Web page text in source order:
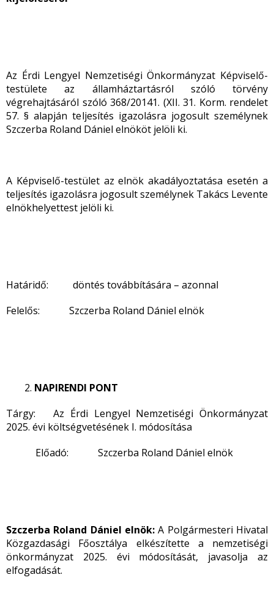
Az Érdi Lengyel Nemzetiségi Önkormányzat Képviselő-
testülete az államháztartásról szóló törvény
végrehajtásáról szóló 368/20141. (XII. 31. Korm. rendelet
57. § alapján teljesítés igazolásra jogosult személynek
Szczerba Roland Dániel elnököt jelöli ki.
A Képviselő-testület az elnök akadályoztatása esetén a
teljesítés igazolásra jogosult személynek Takács Levente
elnökhelyettest jelöli ki.
Határidő: döntés továbbítására – azonnal
Felelős: Szczerba Roland Dániel elnök
NAPIRENDI PONT
Tárgy: Az Érdi Lengyel Nemzetiségi Önkormányzat
2025. évi költségvetésének I. módosítása
Előadó: Szczerba Roland Dániel elnök
Szczerba Roland Dániel elnök:A Polgármesteri Hivatal
Közgazdasági Főosztálya elkészítette a nemzetiségi
önkormányzat 2025. évi módosítását, javasolja az
elfogadását.